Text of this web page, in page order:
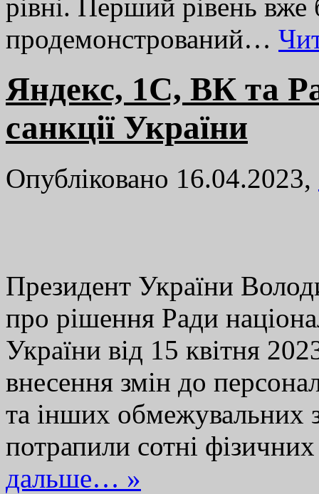
рівні. Перший рівень
продемонстрований…
Яндекс, 1C, ВК та
санкції України
Опубліковано 16.04.2023,
Президент України
про рішення Ради
України від 15 квітня
внесення змін до
та інших обмежувальних
потрапили сотні
дальше… »